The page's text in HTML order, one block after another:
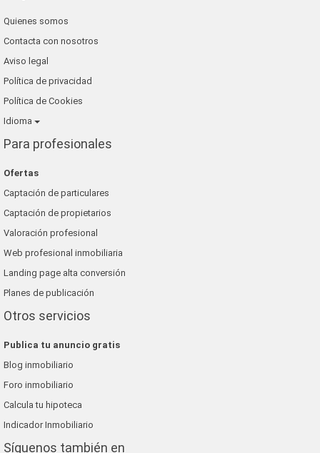
Quienes somos
Contacta con nosotros
Aviso legal
Política de privacidad
Política de Cookies
Idioma
Para profesionales
Ofertas
Captación de particulares
Captación de propietarios
Valoración profesional
Web profesional inmobiliaria
Landing page alta conversión
Planes de publicación
Otros servicios
Publica tu anuncio gratis
Blog inmobiliario
Foro inmobiliario
Calcula tu hipoteca
Indicador Inmobiliario
Síguenos también en